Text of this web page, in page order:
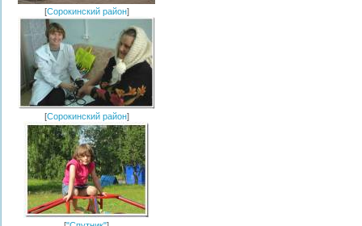
[Сорокинский район]
[Сорокинский район]